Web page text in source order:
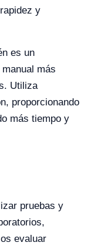
y
es un
más
Utiliza
proporcionando
más tiempo y
pruebas y
evaluar